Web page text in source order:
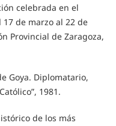
celebrada en el
17 de marzo al 22 de
Provincial de Zaragoza,
Goya. Diplomatario,
1981.
de los más